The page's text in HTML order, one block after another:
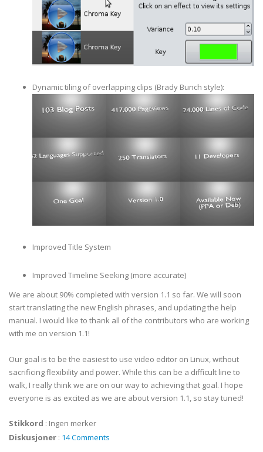
Dynamic tiling of overlapping clips (Brady Bunch style):
Improved Title System
Improved Timeline Seeking (more accurate)
We are about 90% completed with version 1.1 so far. We will soon
start translating the new English phrases, and updating the help
manual. I would like to thank all of the contributors who are working
with me on version 1.1!
Our goal is to be the easiest to use video editor on Linux, without
sacrificing flexibility and power. While this can be a difficult line to
walk, I really think we are on our way to achieving that goal. I hope
everyone is as excited as we are about version 1.1, so stay tuned!
Stikkord : Ingen merker
Diskusjoner : 14 Comments